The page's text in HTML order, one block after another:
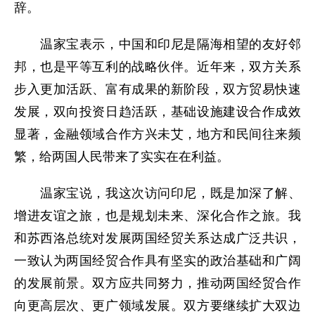
辞。
温家宝表示，中国和印尼是隔海相望的友好邻
邦，也是平等互利的战略伙伴。近年来，双方关系
步入更加活跃、富有成果的新阶段，双方贸易快速
发展，双向投资日趋活跃，基础设施建设合作成效
显著，金融领域合作方兴未艾，地方和民间往来频
繁，给两国人民带来了实实在在利益。
温家宝说，我这次访问印尼，既是加深了解、
增进友谊之旅，也是规划未来、深化合作之旅。我
和苏西洛总统对发展两国经贸关系达成广泛共识，
一致认为两国经贸合作具有坚实的政治基础和广阔
的发展前景。双方应共同努力，推动两国经贸合作
向更高层次、更广领域发展。双方要继续扩大双边